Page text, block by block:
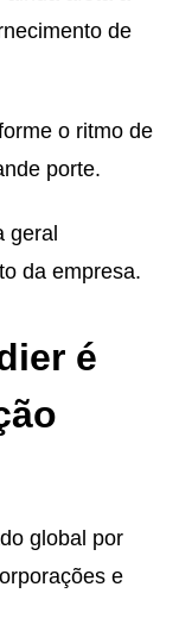
de
o ritmo de
porte.
geral
da empresa.
é
global por
e